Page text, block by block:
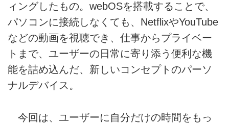
ィングしたもの。webOSを搭載することで、
パソコンに接続しなくても、NetflixやYouTube
などの動画を視聴でき、仕事からプライベー
トまで、ユーザーの日常に寄り添う便利な機
能を詰め込んだ、新しいコンセプトのパーソ
ナルデバイス。
今回は、ユーザーに自分だけの時間をもっ